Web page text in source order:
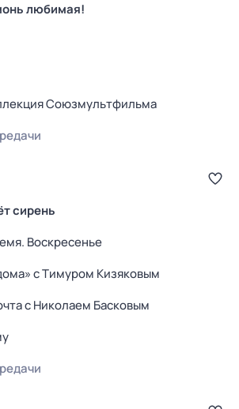
любимая!
Союзмультфильма
сирень
Воскресенье
с Тимуром Кизяковым
с Николаем Басковым